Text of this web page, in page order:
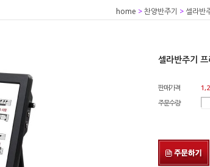
home >찬양반주기 > 셀라반
셀라반주기
판매가격
주문수량